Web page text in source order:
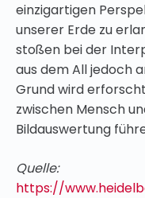
einzigartigen
unserer Erde zu
stoßen bei der
aus dem All jedoch
Grund wird
zwischen Mensch
Bildauswertung
Quelle:
https://